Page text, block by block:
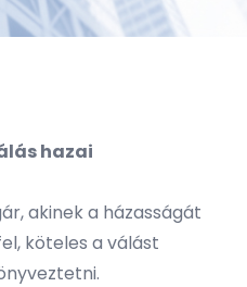
hazai
akinek a házasságát
köteles a válást